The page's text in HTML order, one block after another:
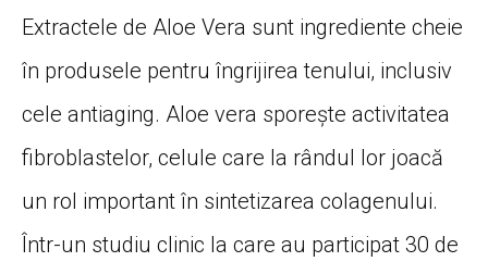
Extractele de Aloe Vera sunt ingrediente cheie
în produsele pentru îngrijirea tenului, inclusiv
cele antiaging. Aloe vera sporește activitatea
fibroblastelor, celule care la rândul lor joacă
un rol important în sintetizarea colagenului.
Într-un studiu clinic la care au participat 30 de